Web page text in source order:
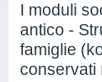
I moduli
antico -
famiglie
conservati